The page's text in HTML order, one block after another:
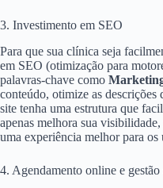
3. Investimento em SEO
Para que sua clínica seja
em SEO (otimização para
palavras-chave como
conteúdo, otimize as descrições
site tenha uma estrutura que
apenas melhora sua
uma experiência melhor para os
4. Agendamento online e